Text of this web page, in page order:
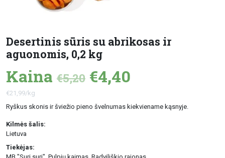
Desertinis sūris su abrikosas ir
aguonomis, 0,2 kg
Kaina €5,20 €4,40
€21,99/kg
Ryškus skonis ir šviežio pieno švelnumas kiekviename kąsnyje.
Kilmės šalis:
Lietuva
Tiekėjas: